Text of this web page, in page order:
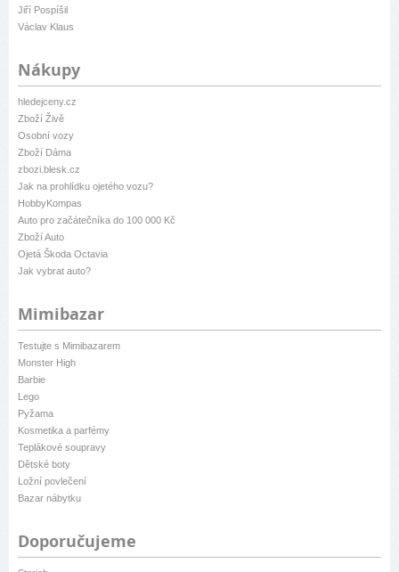
Jiří Pospíšil
Václav Klaus
Nákupy
hledejceny.cz
Zboží Živě
Osobní vozy
Zboží Dáma
zbozi.blesk.cz
Jak na prohlídku ojetého vozu?
HobbyKompas
Auto pro začátečníka do 100 000 Kč
Zboží Auto
Ojetá Škoda Octavia
Jak vybrat auto?
Mimibazar
Testujte s Mimibazarem
Monster High
Barbie
Lego
Pyžama
Kosmetika a parfémy
Teplákové soupravy
Dětské boty
Ložní povlečení
Bazar nábytku
Doporučujeme